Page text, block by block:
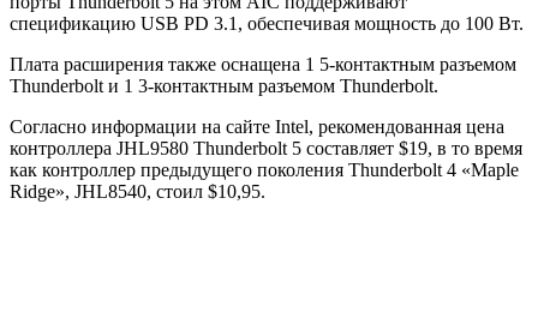
спецификацию USB PD 3.1, обеспечивая мощность до 100 Вт.
Плата расширения также оснащена 1 5-контактным разъемом
Thunderbolt и 1 3-контактным разъемом Thunderbolt.
Согласно информации на сайте Intel, рекомендованная цена
контроллера JHL9580 Thunderbolt 5 составляет $19, в то время
как контроллер предыдущего поколения Thunderbolt 4 «Maple
Ridge», JHL8540, стоил $10,95.